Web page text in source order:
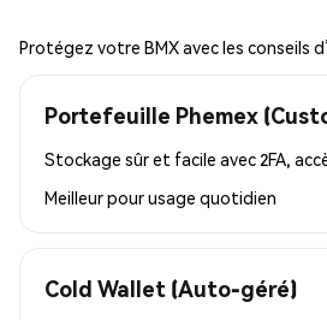
Protégez votre BMX avec les conseils
Portefeuille Phemex
Stockage sûr et facile avec 2FA,
Meilleur pourusage quotidien
Cold Wallet (Auto-géré)